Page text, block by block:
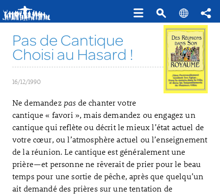
Pas de Cantique
Choisi au Hasard !
16/12/1990
Ne demandez pas de chanter votre
cantique « favori », mais demandez ou engagez un
cantique qui reflète ou décrit le mieux l’état actuel de
votre cœur, ou l’atmosphère actuel ou l’enseignement
de la réunion. Le cantique est généralement une
prière—et personne ne rêverait de prier pour le beau
temps pour une sortie de pêche, après que quelqu’un
ait demandé des prières sur une tentation de